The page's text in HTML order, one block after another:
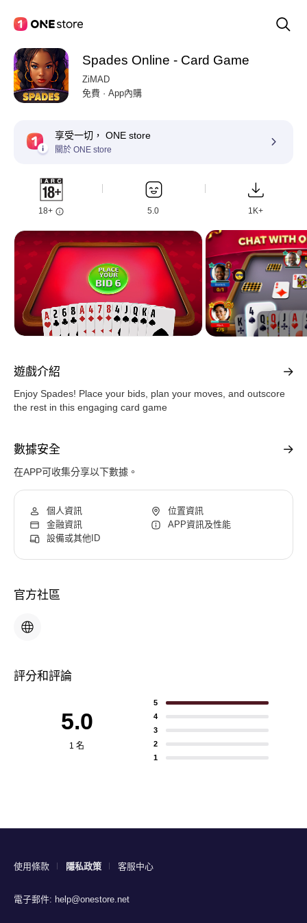
Spades Online - Card Game
ZiMAD
免費 · App內購
享受一切， ONE store
關於 ONE store
18+ 5.0 1K+
遊戲介紹
Enjoy Spades! Place your bids, plan your moves, and outscore
the rest in this engaging card game
數據安全
在APP可收集分享以下數據。
個人資訊
位置資訊
金融資訊
APP資訊及性能
設備或其他ID
官方社區
評分和評論
5.0
1 名
5
4
3
2
1
使用條款 隱私政策 客服中心
電子郵件: help@onestore.net